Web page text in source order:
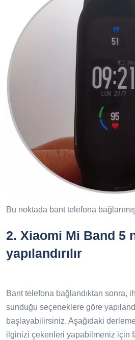
Bu noktada bant telefona
2. Xiaomi Mi Band 5
yapılandırılır
Bant telefona bağlandıktan sonra,
sunduğu seçeneklere göre
başlayabilirsiniz. Aşağıdaki
ilginizi çekenleri yapabilmeniz için